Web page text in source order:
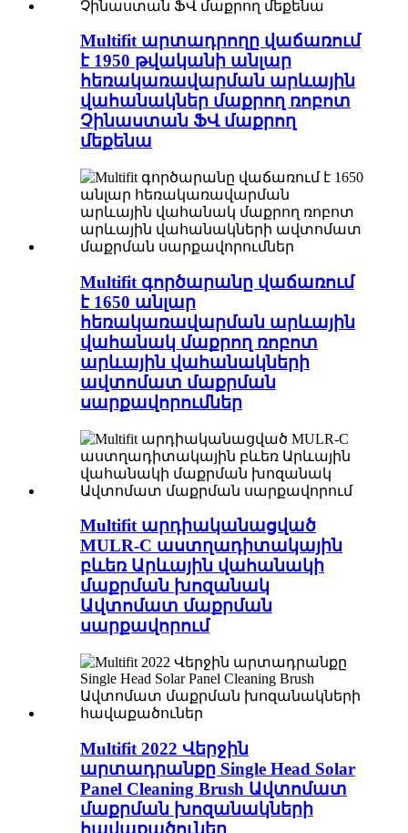
Multifit արտադրողը վաճառում
է 1950 թվականի անլար
հեռակառավարման արևային
վահանակներ մաքրող ռոբոտ
Չինաստան ՖՎ մաքրող
մեքենա
Multifit գործարանը վաճառում
է 1650 անլար
հեռակառավարման արևային
վահանակ մաքրող ռոբոտ
արևային վահանակների
ավտոմատ մաքրման
սարքավորումներ
Multifit արդիականացված
MULR-C աստղադիտակային
բևեռ Արևային վահանակի
մաքրման խոզանակ
Ավտոմատ մաքրման
սարքավորում
Multifit 2022 Վերջին
արտադրանքը Single Head Solar
Panel Cleaning Brush Ավտոմատ
մաքրման խոզանակների
հավաքածուներ